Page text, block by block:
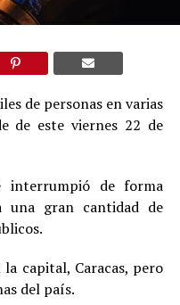
de personas en varias
de este viernes 22 de
interrumpió de forma
una gran cantidad de
capital, Caracas, pero
del país.